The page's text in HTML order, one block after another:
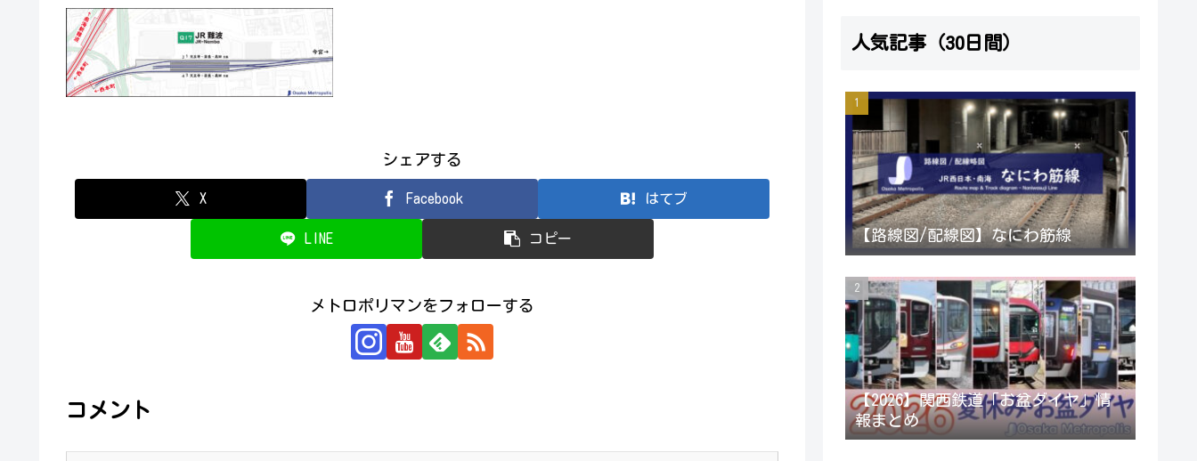
シェアする
X Facebook はてブ
LINE コピー
メトロポリマンをフォローする
コメント
s
t
a
g
r
a
m
i
t
e
r
u
T
u
b
e
C
h
a
d
人気記事（30日間）
【路線図/配線図】なにわ筋線
【2026】関西鉄道「お盆ダイヤ」情
報まとめ